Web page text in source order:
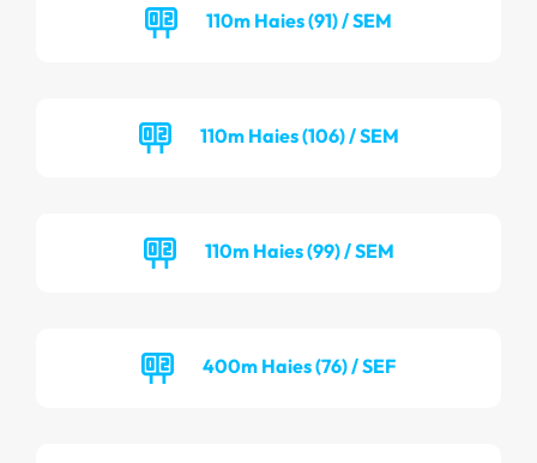
110m Haies (91) / SEM
110m Haies (106) / SEM
110m Haies (99) / SEM
400m Haies (76) / SEF